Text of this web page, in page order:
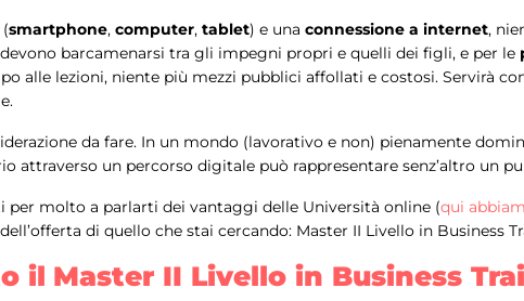
(smartphone, computer, tablet) e una connessione a internet,
barcamenarsi tra gli impegni propri e quelli dei figli, e per le
alle lezioni, niente più mezzi pubblici affollati e costosi. Servirà
da fare. In un mondo (lavorativo e non) pienamente
attraverso un percorso digitale può rappresentare senz’altro un
per molto a parlarti dei vantaggi delle Università online (qui
di quello che stai cercando: Master II Livello in Business
il Master II Livello in Business